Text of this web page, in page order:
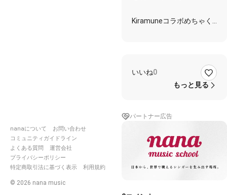
nanaについて
お問い合わせ
コミュニティガイドライン
よくある質問
運営会社
プライバシーポリシー
特定商取引法に基づく表示
利用規約
© 2026 nana music
Kiramuneコラボめちゃく
ESCOLTAを歌ってみまし
た💍
いいね0
もっと見る
パートナー広告